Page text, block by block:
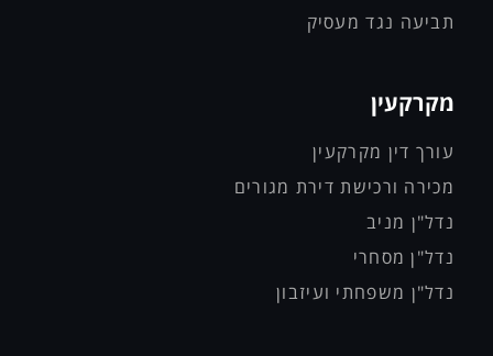
תביעה נגד מעסיק
מקרקעין
עורך דין מקרקעין
מכירה ורכישת דירת מגורים
נדל"ן מניב
נדל"ן מסחרי
נדל"ן משפחתי ועיזבון